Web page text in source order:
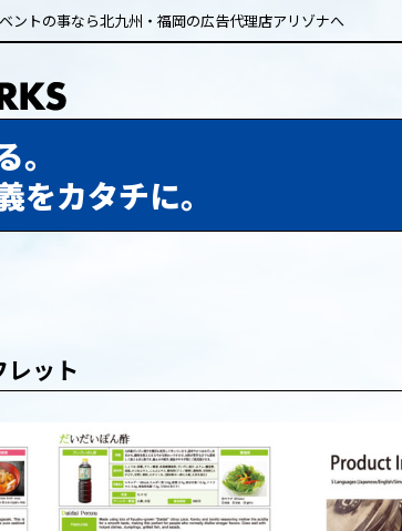
ントの事なら北九州・福岡の広告代理店アリゾナへ
をカタチに。
レット